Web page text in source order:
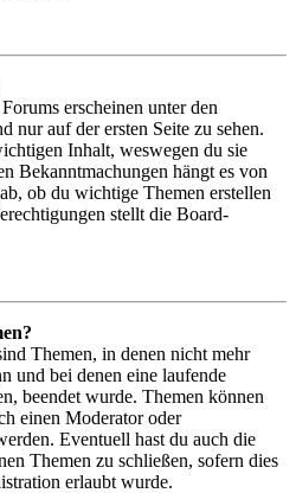
erscheinen unter den
nur auf der ersten Seite zu sehen.
Inhalt, weswegen du sie
Bekanntmachungen hängt es von
ob du wichtige Themen erstellen
stellt die Board-
Themen, in denen nicht mehr
und bei denen eine laufende
beendet wurde. Themen können
einen Moderator oder
Eventuell hast du auch die
Themen zu schließen, sofern dies
erlaubt wurde.